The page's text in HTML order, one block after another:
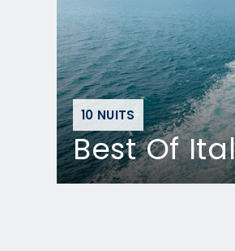
10 NUITS
Best Of